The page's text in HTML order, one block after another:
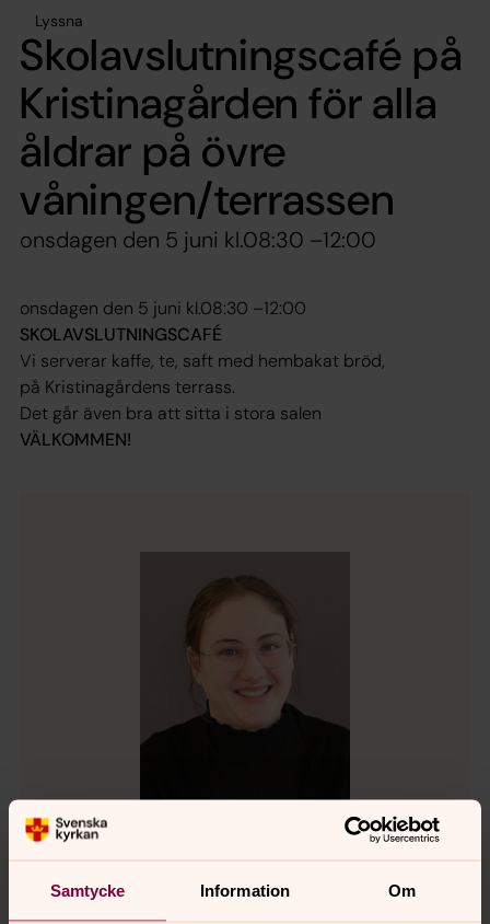
Samtycke Information Om
Lyssna
Skolavslutningscafé på
Kristinagården för alla
åldrar på övre
våningen/terrassen
onsdagen den 5 juni kl.08:30 –12:00
onsdagen den 5 juni kl.08:30 –12:00
SKOLAVSLUTNINGSCAFÉ
Vi serverar kaffe, te, saft med hembakat bröd,
på Kristinagårdens terrass.
Det går även bra att sitta i stora salen
VÄLKOMMEN!
Isabelle Johansson